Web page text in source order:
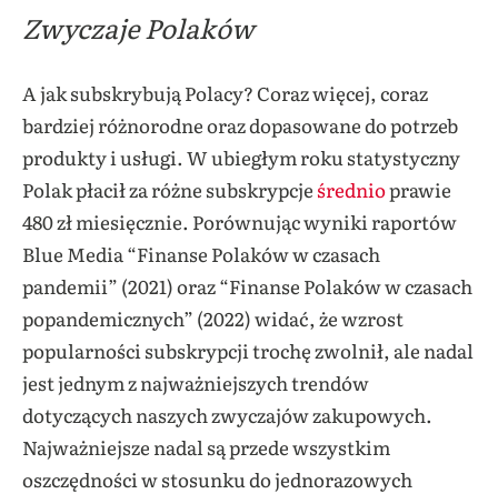
Zwyczaje Polaków
A jak subskrybują Polacy? Coraz więcej, coraz
bardziej różnorodne oraz dopasowane do potrzeb
produkty i usługi. W ubiegłym roku statystyczny
Polak płacił za różne subskrypcjeśrednioprawie
480 zł miesięcznie. Porównując wyniki raportów
Blue Media “Finanse Polaków w czasach
pandemii” (2021) oraz “Finanse Polaków w czasach
popandemicznych” (2022) widać, że wzrost
popularności subskrypcji trochę zwolnił, ale nadal
jest jednym z najważniejszych trendów
dotyczących naszych zwyczajów zakupowych.
Najważniejsze nadal są przede wszystkim
oszczędności w stosunku do jednorazowych